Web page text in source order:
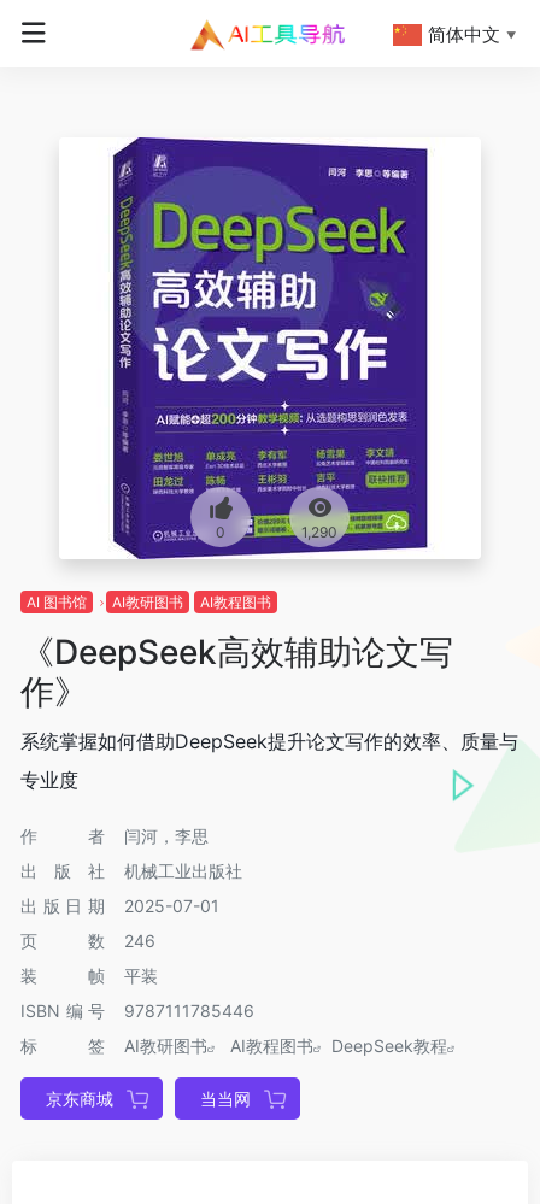
0 1,290
AI 图书馆 AI教研图书 AI教程图书
《DeepSeek高效辅助论文写
作》
系统掌握如何借助DeepSeek提升论文写作的效率、质量与
专业度
作者
闫河，李思
出版社
机械工业出版社
出版日期
2025-07-01
页数
246
装帧
平装
ISBN编号
9787111785446
标签
AI教研图书 AI教程图书 DeepSeek教程
京东商城 当当网
简体中文 ▼